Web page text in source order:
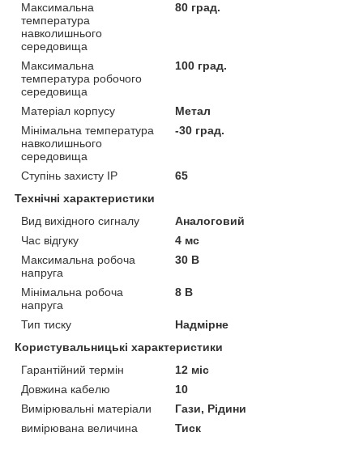
Максимальна
температура
навколишнього
середовища
80 град.
Максимальна
температура робочого
середовища
100 град.
Матеріал корпусу
Метал
Мінімальна температура
навколишнього
середовища
-30 град.
Ступінь захисту IP
65
Технічні характеристики
Вид вихідного сигналу
Аналоговий
Час відгуку
4 мс
Максимальна робоча
напруга
30 В
Мінімальна робоча
напруга
8 В
Тип тиску
Надмірне
Користувальницькі характеристики
Гарантійний термін
12 міс
Довжина кабелю
10
Вимірювальні матеріали
Гази, Рідини
вимірювана величина
Тиск